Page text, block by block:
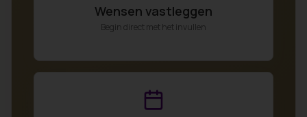
Wensen vastleggen
Begin direct met het invullen